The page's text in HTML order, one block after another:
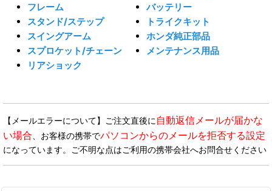
フレーム
スタンド/ステップ
スイングアーム
スプロケット/チェーン
リアショック
バッテリー
トライクキット
ホンダ純正部品
メンテナンス用品
【メールエラーについて】ご注文直後に 自動返信メールが届かな
い場合 、お客様の携帯でパソコンからのメールを拒否する設定
になっています。ご不明な点はご利用の携帯会社へお問合せください